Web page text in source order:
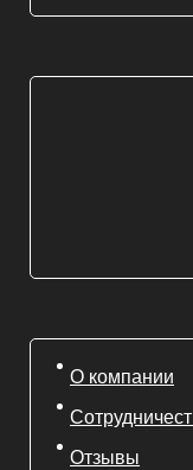
О компании
Отзывы